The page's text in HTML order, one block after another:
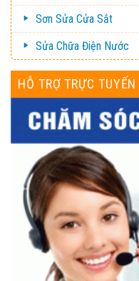
Sơn Sửa Cửa Sắt
Sửa Chữa Điện Nước
HỖ TRỢ TRỰC TUYẾN